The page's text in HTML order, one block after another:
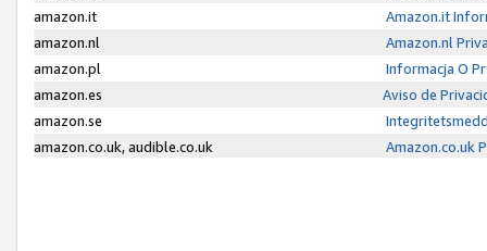
amazon.it
Amazon.it
amazon.nl
Amazon.nl
amazon.pl
Informacja O
amazon.es
Aviso de
amazon.se
amazon.co.uk, audible.co.uk
Amazon.co.uk